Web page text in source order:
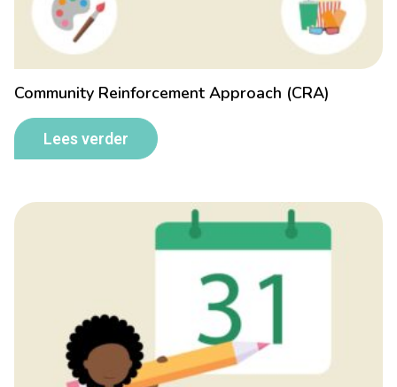
Community Reinforcement Approach (CRA)
Lees verder